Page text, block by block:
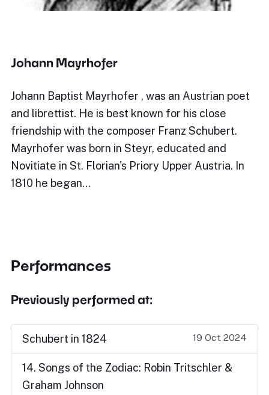
Johann Mayrhofer
Johann Baptist Mayrhofer , was an Austrian poet
and librettist. He is best known for his close
friendship with the composer Franz Schubert.
Mayrhofer was born in Steyr, educated and
Novitiate in St. Florian's Priory Upper Austria. In
1810 he began…
Performances
Previously performed at:
Schubert in 1824 19 Oct 2024
14. Songs of the Zodiac: Robin Tritschler &
Graham Johnson